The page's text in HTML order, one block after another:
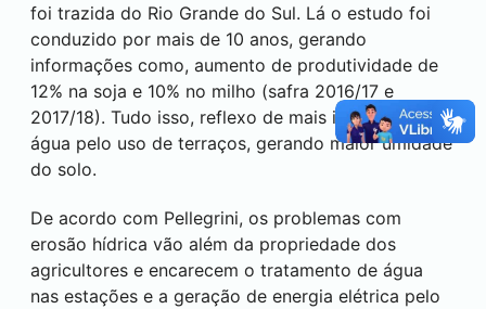
foi trazida do Rio Grande do Sul. Lá o estudo foi
conduzido por mais de 10 anos, gerando
informações como, aumento de produtividade de
12% na soja e 10% no milho (safra 2016/17 e
2017/18). Tudo isso, reflexo de mais infiltração de
água pelo uso de terraços, gerando maior umidade
do solo.
De acordo com Pellegrini, os problemas com
erosão hídrica vão além da propriedade dos
agricultores e encarecem o tratamento de água
nas estações e a geração de energia elétrica pelo